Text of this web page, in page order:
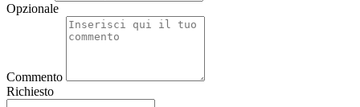
Opzionale
Commento
Richiesto